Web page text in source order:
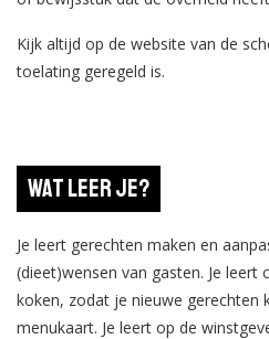
Kijk altijd op de website van de
toelating geregeld is.
Wat leer je?
Je leert gerechten maken en
(dieet)wensen van gasten. Je leert
koken, zodat je nieuwe gerechten
menukaart. Je leert op de